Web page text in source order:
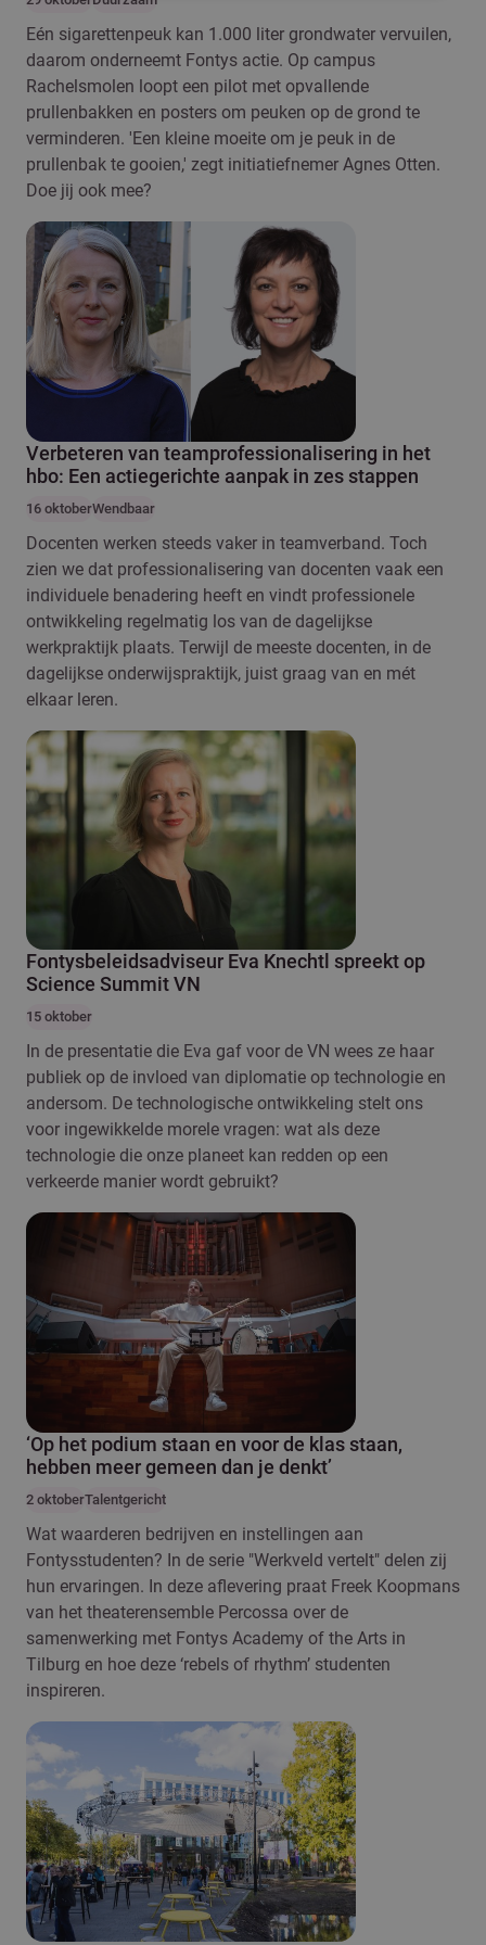
Eén sigarettenpeuk kan 1.000 liter grondwater vervuilen,
daarom onderneemt Fontys actie. Op campus
Rachelsmolen loopt een pilot met opvallende
prullenbakken en posters om peuken op de grond te
verminderen. 'Een kleine moeite om je peuk in de
prullenbak te gooien,' zegt initiatiefnemer Agnes Otten.
Doe jij ook mee?
Verbeteren van teamprofessionalisering in het
hbo: Een actiegerichte aanpak in zes stappen
16 oktoberWendbaar
Docenten werken steeds vaker in teamverband. Toch
zien we dat professionalisering van docenten vaak een
individuele benadering heeft en vindt professionele
ontwikkeling regelmatig los van de dagelijkse
werkpraktijk plaats. Terwijl de meeste docenten, in de
dagelijkse onderwijspraktijk, juist graag van en mét
elkaar leren.
Fontysbeleidsadviseur Eva Knechtl spreekt op
Science Summit VN
15 oktober
In de presentatie die Eva gaf voor de VN wees ze haar
publiek op de invloed van diplomatie op technologie en
andersom. De technologische ontwikkeling stelt ons
voor ingewikkelde morele vragen: wat als deze
technologie die onze planeet kan redden op een
verkeerde manier wordt gebruikt?
‘Op het podium staan en voor de klas staan,
hebben meer gemeen dan je denkt’
2 oktoberTalentgericht
Wat waarderen bedrijven en instellingen aan
Fontysstudenten? In de serie "Werkveld vertelt" delen zij
hun ervaringen. In deze aflevering praat Freek Koopmans
van het theaterensemble Percossa over de
samenwerking met Fontys Academy of the Arts in
Tilburg en hoe deze ‘rebels of rhythm’ studenten
inspireren.